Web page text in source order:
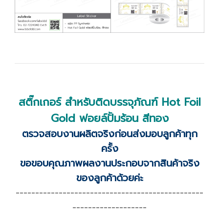
สติ๊กเกอร์ สำหรับติดบรรจุภัณฑ์ Hot Foil
Gold ฟอยล์ปั้มร้อน สีทอง
ตรวจสอบงานผลิตจริงก่อนส่งมอบลูกค้าทุก
ครั้ง
ขอขอบคุณภาพผลงานประกอบจากสินค้าจริง
ของลูกค้าด้วยค่ะ
------------------------------------------------
-------------------